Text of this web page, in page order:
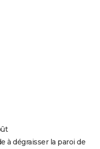
à dégraisser la paroi de